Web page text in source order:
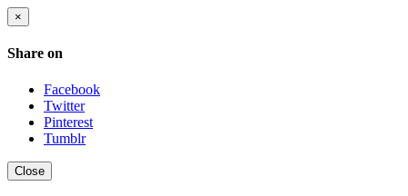
×
Share on
Facebook
Twitter
Pinterest
Tumblr
Close